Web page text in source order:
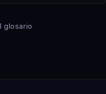
glosario